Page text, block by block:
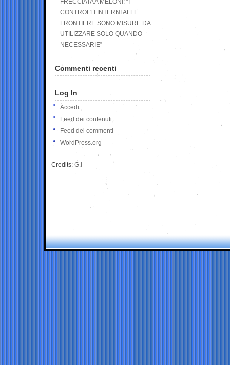
FRECCIATA A MELONI: “I
CONTROLLI INTERNI ALLE
FRONTIERE SONO MISURE DA
UTILIZZARE SOLO QUANDO
NECESSARIE”
Commenti recenti
Log In
Accedi
Feed dei contenuti
Feed dei commenti
WordPress.org
Credits: G.I